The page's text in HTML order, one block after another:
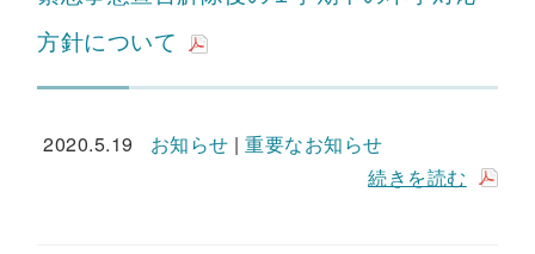
方針について
2020.5.19 お知らせ |重要なお知らせ
続きを読む